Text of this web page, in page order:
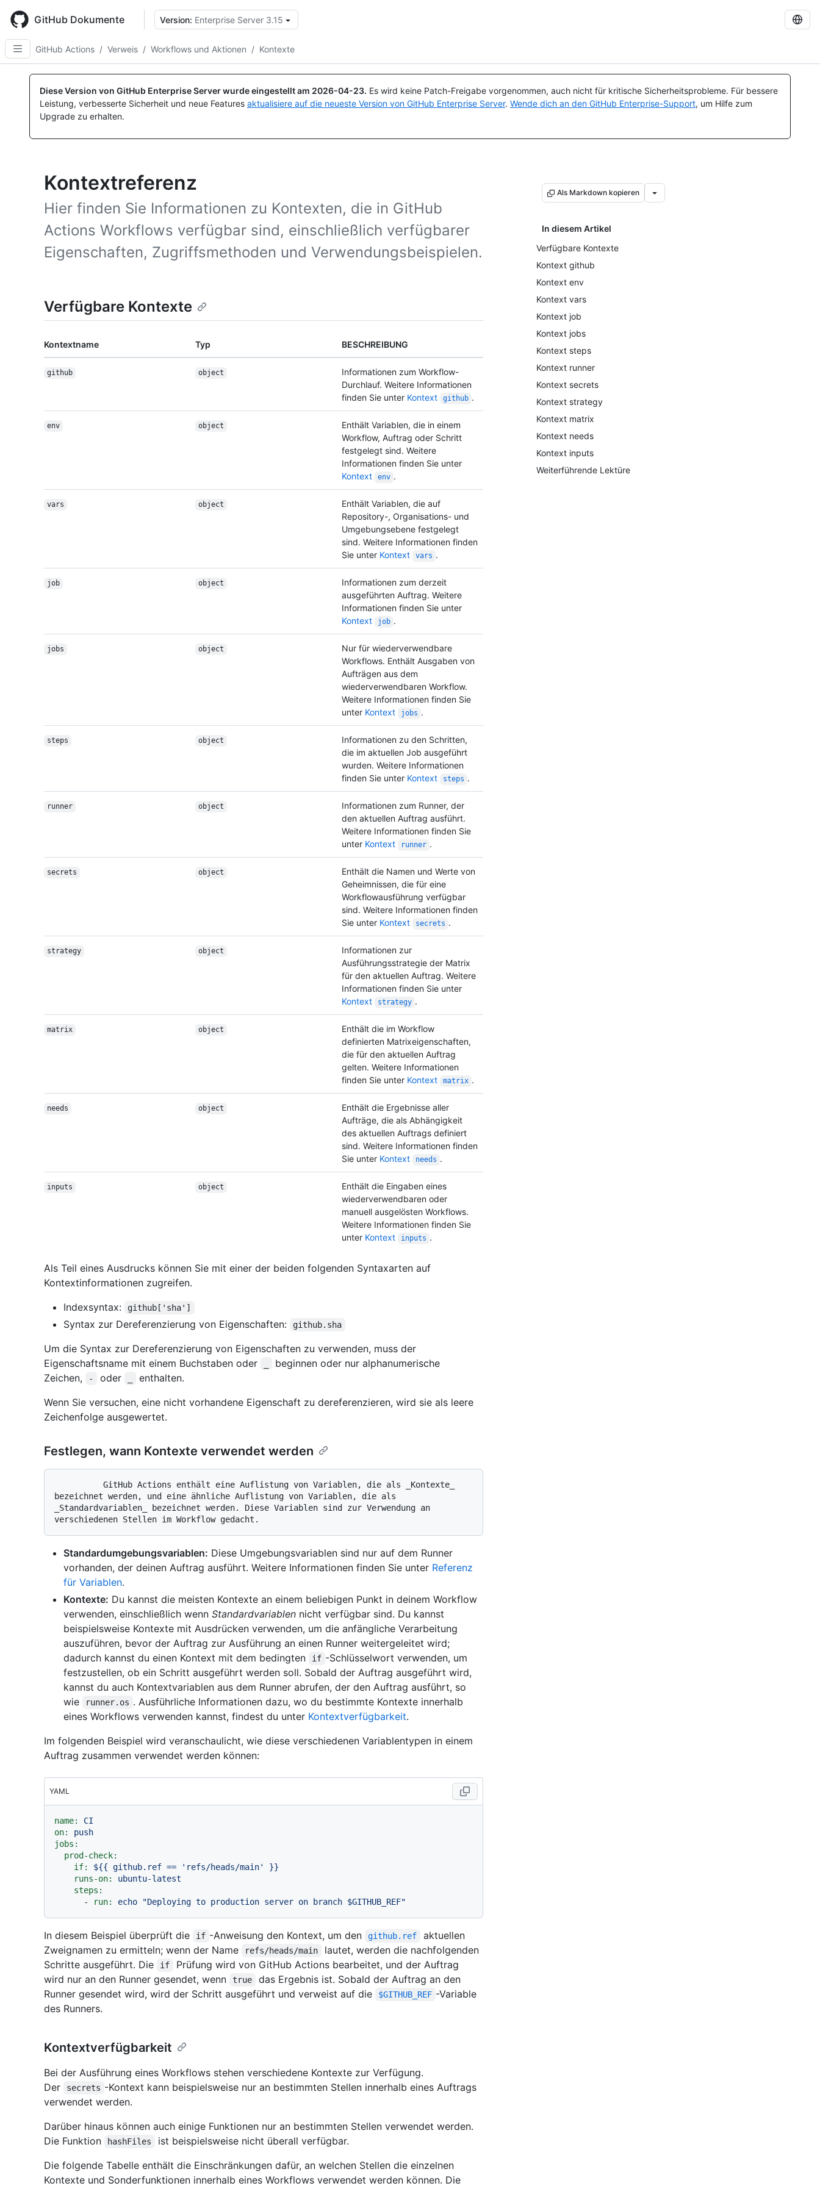
main
content
GitHub Dokumente Version: Enterprise Server 3.15
GitHub Actions / Verweis / Workflows und Aktionen / Kontexte
Diese Version von GitHub Enterprise Server wurde eingestellt am 2026-04-23. Es wird keine Patch-Freigabe vorgenommen, auch nicht für kritische Sicherheitsprobleme. Für bessere
Leistung, verbesserte Sicherheit und neue Features aktualisiere auf die neueste Version von GitHub Enterprise Server. Wende dich an den GitHub Enterprise-Support, um Hilfe zum
Upgrade zu erhalten.
Kontextreferenz
Hier finden Sie Informationen zu Kontexten, die in GitHub
Actions Workflows verfügbar sind, einschließlich verfügbarer
Eigenschaften, Zugriffsmethoden und Verwendungsbeispielen.
Als Markdown kopieren
In diesem Artikel
Verfügbare Kontexte
Kontext github
Kontext env
Kontext vars
Kontext job
Kontext jobs
Kontext steps
Kontext runner
Kontext secrets
Kontext strategy
Kontext matrix
Kontext needs
Kontext inputs
Weiterführende Lektüre
Verfügbare Kontexte
Kontextname Typ BESCHREIBUNG
github object
Informationen zum Workflow-
Durchlauf. Weitere Informationen
finden Sie unter Kontext github .
env object
Enthält Variablen, die in einem
Workflow, Auftrag oder Schritt
festgelegt sind. Weitere
Informationen finden Sie unter
Kontext
env .
vars object
Enthält Variablen, die auf
Repository-, Organisations- und
Umgebungsebene festgelegt
sind. Weitere Informationen finden
Sie unter Kontext vars .
job object
Informationen zum derzeit
ausgeführten Auftrag. Weitere
Informationen finden Sie unter
Kontext
job .
jobs object
Nur für wiederverwendbare
Workflows. Enthält Ausgaben von
Aufträgen aus dem
wiederverwendbaren Workflow.
Weitere Informationen finden Sie
unter Kontext jobs .
steps object
Informationen zu den Schritten,
die im aktuellen Job ausgeführt
wurden. Weitere Informationen
finden Sie unter Kontext steps .
runner object
Informationen zum Runner, der
den aktuellen Auftrag ausführt.
Weitere Informationen finden Sie
unter Kontext runner .
secrets object
Enthält die Namen und Werte von
Geheimnissen, die für eine
Workflowausführung verfügbar
sind. Weitere Informationen finden
Sie unter Kontext secrets .
strategy object
Informationen zur
Ausführungsstrategie der Matrix
für den aktuellen Auftrag. Weitere
Informationen finden Sie unter
Kontext
strategy .
matrix object
Enthält die im Workflow
definierten Matrixeigenschaften,
die für den aktuellen Auftrag
gelten. Weitere Informationen
finden Sie unter Kontext matrix .
needs object
Enthält die Ergebnisse aller
Aufträge, die als Abhängigkeit
des aktuellen Auftrags definiert
sind. Weitere Informationen finden
Sie unter Kontext needs .
inputs object
Enthält die Eingaben eines
wiederverwendbaren oder
manuell ausgelösten Workflows.
Weitere Informationen finden Sie
unter Kontext inputs .
Als Teil eines Ausdrucks können Sie mit einer der beiden folgenden Syntaxarten auf
Kontextinformationen zugreifen.
Indexsyntax:
github['sha']
Syntax zur Dereferenzierung von Eigenschaften: github.sha
Um die Syntax zur Dereferenzierung von Eigenschaften zu verwenden, muss der
Eigenschaftsname mit einem Buchstaben oder
beginnen oder nur alphanumerische
Zeichen,
- oder
enthalten.
Wenn Sie versuchen, eine nicht vorhandene Eigenschaft zu dereferenzieren, wird sie als leere
Zeichenfolge ausgewertet.
Festlegen, wann Kontexte verwendet werden
bezeichnet werden, und eine ähnliche Auflistung von Variablen, die als
_Standardvariablen_ bezeichnet werden. Diese Variablen sind zur Verwendung an
Standardumgebungsvariablen: Diese Umgebungsvariablen sind nur auf dem Runner
vorhanden, der deinen Auftrag ausführt. Weitere Informationen finden Sie unter Referenz
für Variablen.
Kontexte: Du kannst die meisten Kontexte an einem beliebigen Punkt in deinem Workflow
verwenden, einschließlich wenn Standardvariablen nicht verfügbar sind. Du kannst
beispielsweise Kontexte mit Ausdrücken verwenden, um die anfängliche Verarbeitung
auszuführen, bevor der Auftrag zur Ausführung an einen Runner weitergeleitet wird;
dadurch kannst du einen Kontext mit dem bedingten
if -Schlüsselwort verwenden, um
festzustellen, ob ein Schritt ausgeführt werden soll. Sobald der Auftrag ausgeführt wird,
kannst du auch Kontextvariablen aus dem Runner abrufen, der den Auftrag ausführt, so
wie
runner.os . Ausführliche Informationen dazu, wo du bestimmte Kontexte innerhalb
eines Workflows verwenden kannst, findest du unter Kontextverfügbarkeit.
Im folgenden Beispiel wird veranschaulicht, wie diese verschiedenen Variablentypen in einem
Auftrag zusammen verwendet werden können:
YAML
name:
CI
on:
push
jobs:
prod-check:
if:
${{ github.ref == 'refs/heads/main'
}}
runs-on:
ubuntu-latest
steps:
-
run: echo "Deploying to production server on branch $GITHUB_REF"
In diesem Beispiel überprüft die if -Anweisung den Kontext, um den github.ref
aktuellen
Zweignamen zu ermitteln; wenn der Name
refs/heads/main
lautet, werden die nachfolgenden
Schritte ausgeführt. Die
if
Prüfung wird von GitHub Actions bearbeitet, und der Auftrag
wird nur an den Runner gesendet, wenn
true
das Ergebnis ist. Sobald der Auftrag an den
Runner gesendet wird, wird der Schritt ausgeführt und verweist auf die
$GITHUB_REF -Variable
des Runners.
Kontextverfügbarkeit
Bei der Ausführung eines Workflows stehen verschiedene Kontexte zur Verfügung.
Der
secrets -Kontext kann beispielsweise nur an bestimmten Stellen innerhalb eines Auftrags
verwendet werden.
Darüber hinaus können auch einige Funktionen nur an bestimmten Stellen verwendet werden.
Die Funktion
hashFiles
ist beispielsweise nicht überall verfügbar.
Die folgende Tabelle enthält die Einschränkungen dafür, an welchen Stellen die einzelnen
Kontexte und Sonderfunktionen innerhalb eines Workflows verwendet werden können. Die